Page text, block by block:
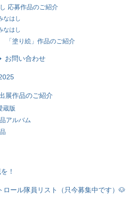
応募作品のご紹介
なはし
なはし
「塗り絵」作品のご紹介
お問い合わせ
展作品のご紹介
蔵版
アルバム
！
ロール隊員リスト（只今募集中です）🐶